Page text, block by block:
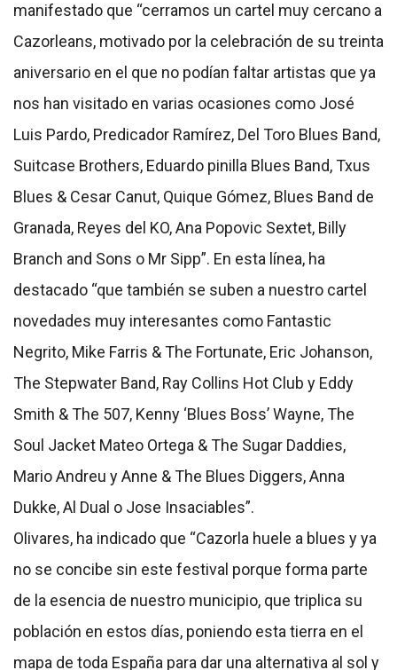
manifestado que “cerramos un cartel muy cercano a
Cazorleans, motivado por la celebración de su treinta
aniversario en el que no podían faltar artistas que ya
nos han visitado en varias ocasiones como José
Luis Pardo, Predicador Ramírez, Del Toro Blues Band,
Suitcase Brothers, Eduardo pinilla Blues Band, Txus
Blues & Cesar Canut, Quique Gómez, Blues Band de
Granada, Reyes del KO, Ana Popovic Sextet, Billy
Branch and Sons o Mr Sipp”. En esta línea, ha
destacado “que también se suben a nuestro cartel
novedades muy interesantes como Fantastic
Negrito, Mike Farris & The Fortunate, Eric Johanson,
The Stepwater Band, Ray Collins Hot Club y Eddy
Smith & The 507, Kenny ‘Blues Boss’ Wayne, The
Soul Jacket Mateo Ortega & The Sugar Daddies,
Mario Andreu y Anne & The Blues Diggers, Anna
Dukke, Al Dual o Jose Insaciables”.
Olivares, ha indicado que “Cazorla huele a blues y ya
no se concibe sin este festival porque forma parte
de la esencia de nuestro municipio, que triplica su
población en estos días, poniendo esta tierra en el
mapa de toda España para dar una alternativa al sol y